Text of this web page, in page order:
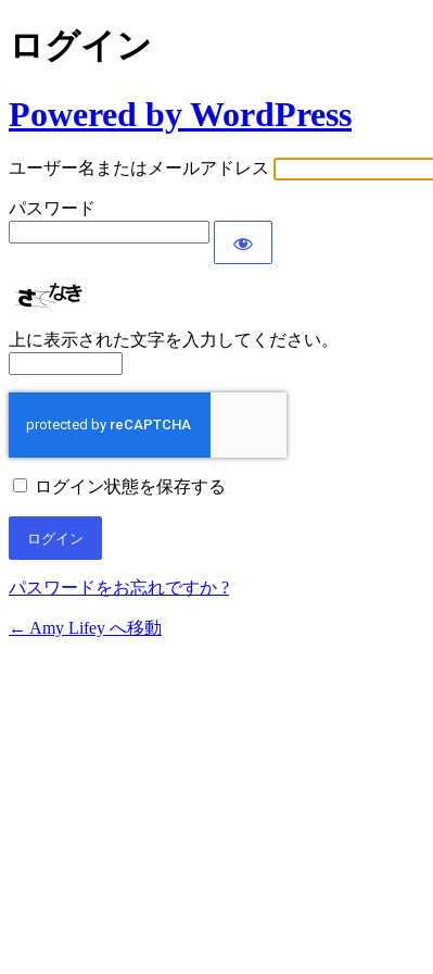
ログイン
Powered by WordPress
ユーザー名またはメールアドレス
パスワード
上に表示された文字を入力してください。
ログイン状態を保存する
パスワードをお忘れですか ?
← Amy Lifey へ移動